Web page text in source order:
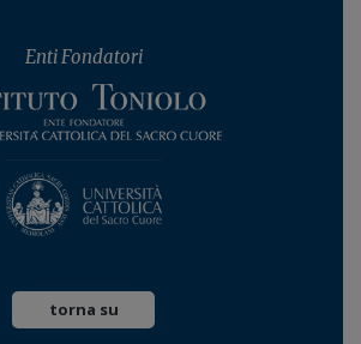
Enti Fondatori
torna su